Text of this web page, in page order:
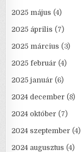
2025 május (4)
2025 április (7)
2025 március (3)
2025 február (4)
2025 január (6)
2024 december (8)
2024 október (7)
2024 szeptember (4)
2024 augusztus (4)